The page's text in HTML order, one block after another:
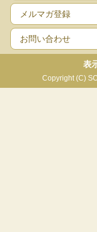
メルマガ登録
お問い合わせ
表
Copyright (C)